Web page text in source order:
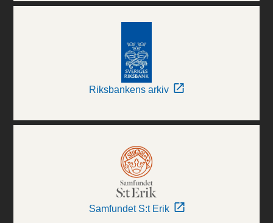
Riksbankens arkiv
Samfundet S:t Erik